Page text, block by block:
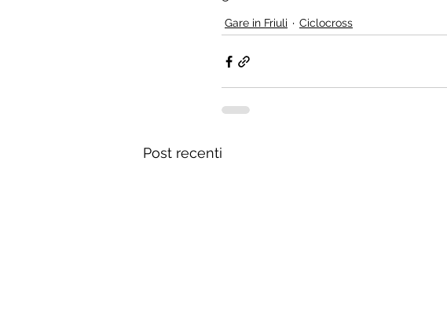
Gare in Friuli Ciclocross
Post recenti